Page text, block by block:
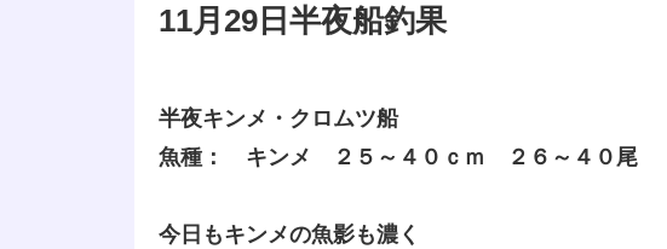
11月29日半夜船釣果
半夜キンメ・クロムツ船
魚種： キンメ ２５～４０ｃｍ ２６～４０尾
今日もキンメの魚影も濃く